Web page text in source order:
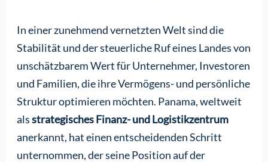
In einer zunehmend vernetzten Welt sind die
Stabilität und der steuerliche Ruf eines Landes von
unschätzbarem Wert für Unternehmer, Investoren
und Familien, die ihre Vermögens- und persönliche
Struktur optimieren möchten. Panama, weltweit
alsstrategisches Finanz- und Logistikzentrum
anerkannt, hat einen entscheidenden Schritt
unternommen, der seine Position auf der